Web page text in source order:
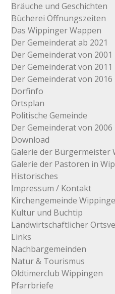
Bräuche und Geschichten
Bücherei Öffnungszeiten
Das Wippinger Wappen
Der Gemeinderat ab 2021
Der Gemeinderat von 2001
Der Gemeinderat von 2011
Der Gemeinderat von 2016
Dorfinfo
Ortsplan
Politische Gemeinde
Der Gemeinderat von 2006
Download
Galerie der Bürgermeister
Galerie der Pastoren in
Historisches
Impressum / Kontakt
Kirchengemeinde
Kultur und Buchtip
Landwirtschaftlicher
Links
Nachbargemeinden
Natur & Tourismus
Oldtimerclub Wippingen
Pfarrbriefe